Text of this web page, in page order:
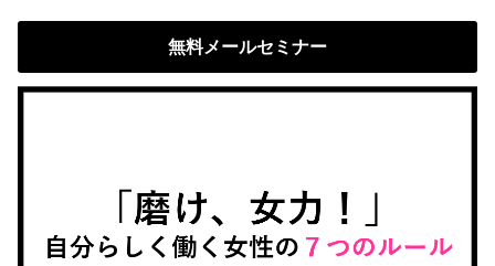
無料メールセミナー